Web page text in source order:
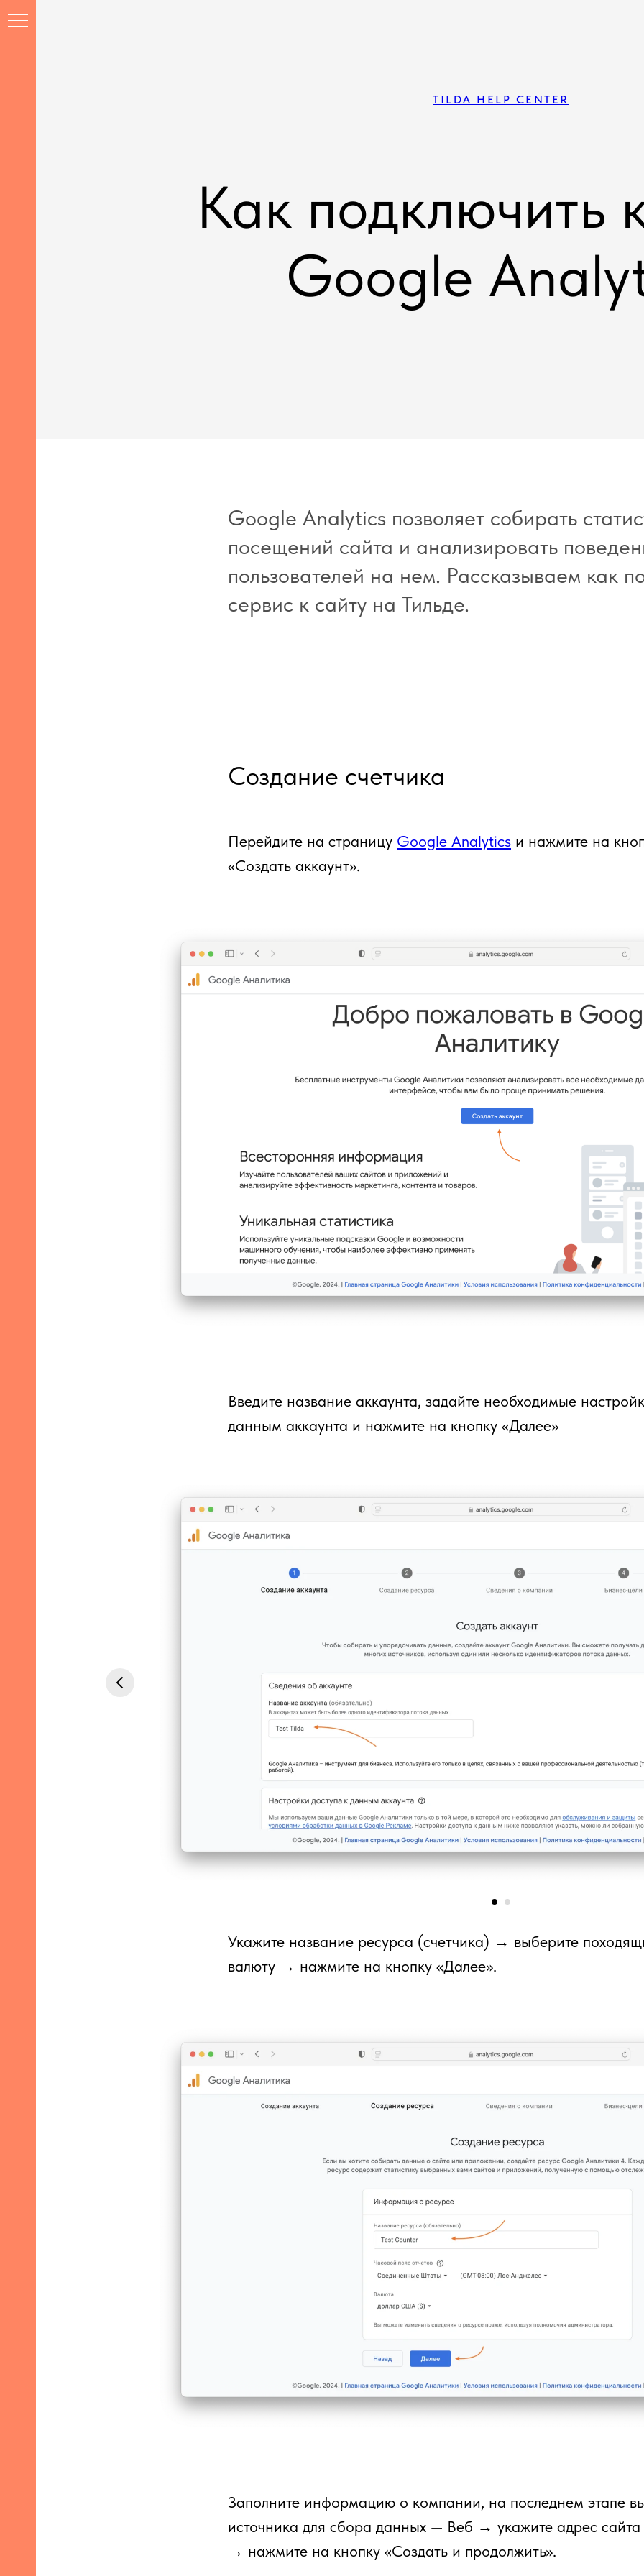
TILDA HELP CENTER
Как подключить
Google
Google Analytics позволяет собирать
посещений сайта и анализировать
пользователей на нем. Рассказываем как
сервис к сайту на Тильде.
Создание счетчика
Перейдите на страницу Google Analytics и нажмите на
«Создать аккаунт».
Введите название аккаунта, задайте необходимые
данным аккаунта и нажмите на кнопку «Далее»
Укажите название ресурса (счетчика) → выберите
валюту → нажмите на кнопку «Далее».
Заполните информацию о компании, на последнем этапе
источника для сбора данных — Веб → укажите адрес сайта
→ нажмите на кнопку «Создать и продолжить».